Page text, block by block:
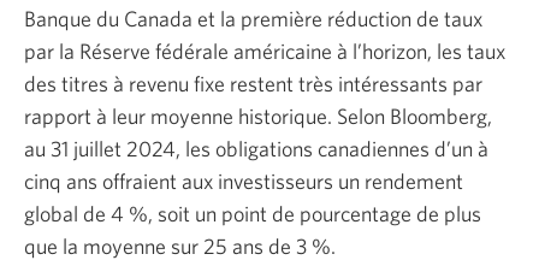
Banque du Canada et la première réduction de taux
par la Réserve fédérale américaine à l’horizon, les taux
des titres à revenu fixe restent très intéressants par
rapport à leur moyenne historique. Selon Bloomberg,
au 31 juillet 2024, les obligations canadiennes d’un à
cinq ans offraient aux investisseurs un rendement
global de 4 %, soit un point de pourcentage de plus
que la moyenne sur 25 ans de 3 %.